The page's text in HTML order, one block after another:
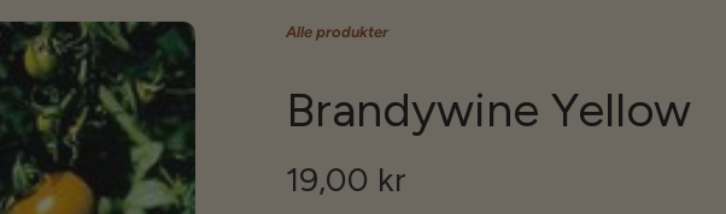
Alle produkter
Brandywine Yellow
19,00 kr